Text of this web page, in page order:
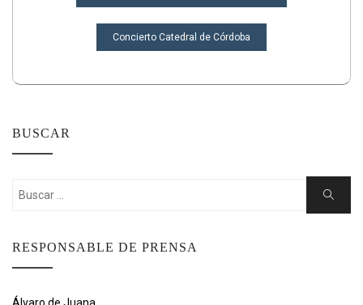
ENTRADASConcierto Catedral de Córdoba
BUSCAR
Buscar:
Buscar
RESPONSABLE DE PRENSA